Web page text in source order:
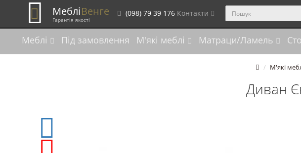
МебліВенге
Гарантія якості
(098) 79 39 176 Контакти
Меблі Під замовлення М'які меблі Матраци/Ламель
М'які
Диван